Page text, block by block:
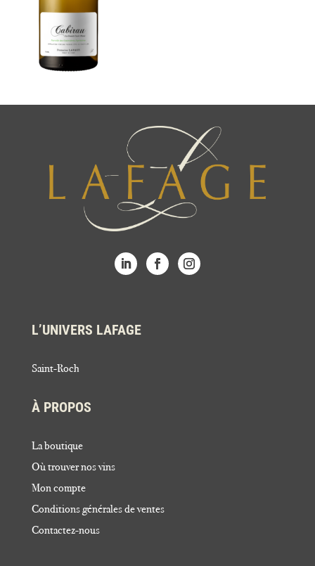
L’UNIVERS LAFAGE
Saint-Roch
À PROPOS
La boutique
Où trouver nos vins
Mon compte
Conditions générales de ventes
Contactez-nous